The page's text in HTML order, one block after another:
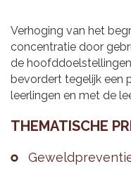
Verhoging van het
concentratie door
de
bevordert tegelijk een
leerlingen en met de
THE­MA­TI­SCHE